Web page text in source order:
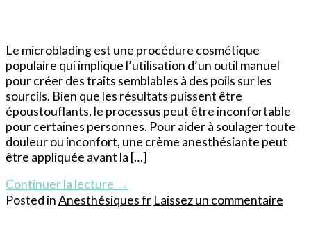
Le microblading est une procédure cosmétique
populaire qui implique l’utilisation d’un outil manuel
pour créer des traits semblables à des poils sur les
sourcils. Bien que les résultats puissent être
époustouflants, le processus peut être inconfortable
pour certaines personnes. Pour aider à soulager toute
douleur ou inconfort, une crème anesthésiante peut
être appliquée avant la […]
Continuer la lecture →
Posted inAnesthésiques fr Laissez un commentaire